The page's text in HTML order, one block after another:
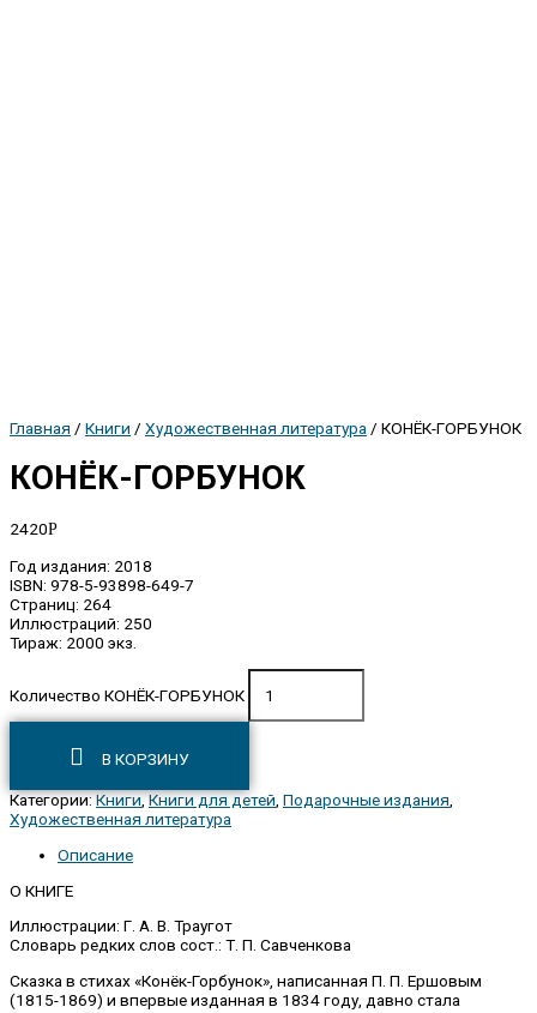
Главная / Книги / Художественная литература / КОНЁК-ГОРБУНОК
КОНЁК-ГОРБУНОК
2420Р
Год издания: 2018
ISBN: 978-5-93898-649-7
Страниц: 264
Иллюстраций: 250
Тираж: 2000 экз.
Количество КОНЁК-ГОРБУНОК
В КОРЗИНУ
Категории:Книги,Книги для детей, Подарочные издания,
Художественная литература
Описание
О КНИГЕ
Иллюстрации: Г. А. В. Траугот
Словарь редких слов сост.: Т. П. Савченкова
Сказка в стихах «Конёк-Горбунок», написанная П. П. Ершовым
(1815-1869) и впервые изданная в 1834 году, давно стала